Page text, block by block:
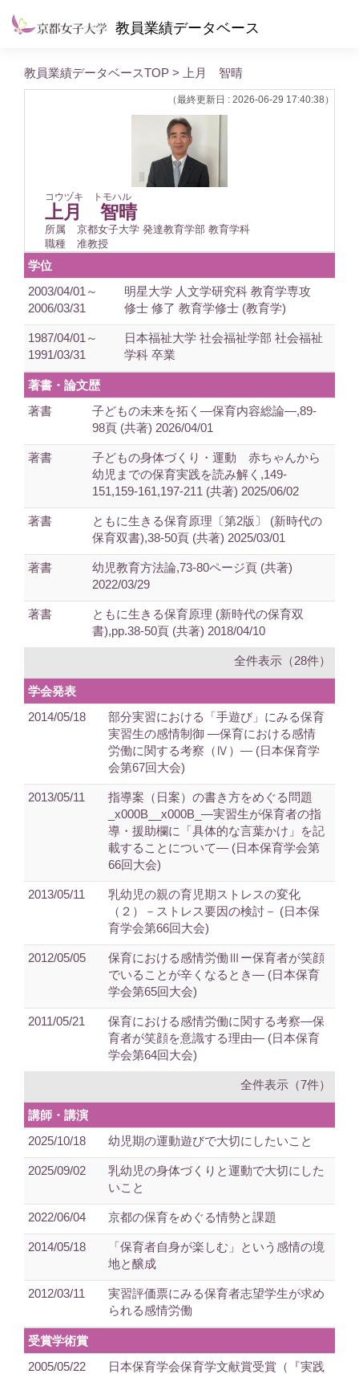
教員業績データベース
教員業績データベースTOP > 上月 智晴
（最終更新日 : 2026-06-29 17:40:38）
コウヅキ トモハル
上月 智晴
所属
京都女子大学 発達教育学部 教育学科
職種
准教授
学位
2003/04/01～
2006/03/31
明星大学 人文学研究科 教育学専攻
修士 修了 教育学修士 (教育学)
1987/04/01～
1991/03/31
日本福祉大学 社会福祉学部 社会福祉
学科 卒業
著書・論文歴
著書
子どもの未来を拓く―保育内容総論―,89-
98頁 (共著) 2026/04/01
著書
子どもの身体づくり・運動 赤ちゃんから
幼児までの保育実践を読み解く,149‐
151,159-161,197-211 (共著) 2025/06/02
著書
ともに生きる保育原理〔第2版〕 (新時代の
保育双書),38-50頁 (共著) 2025/03/01
著書
幼児教育方法論,73-80ページ頁 (共著)
2022/03/29
著書
ともに生きる保育原理 (新時代の保育双
書),pp.38-50頁 (共著) 2018/04/10
全件表示（28件）
学会発表
2014/05/18
部分実習における「手遊び」にみる保育
実習生の感情制御 ―保育における感情
労働に関する考察（Ⅳ）― (日本保育学
会第67回大会)
2013/05/11
指導案（日案）の書き方をめぐる問題
_x000B__x000B_―実習生が保育者の指
導・援助欄に「具体的な言葉かけ」を記
載することについて― (日本保育学会第
66回大会)
2013/05/11
乳幼児の親の育児期ストレスの変化
（２）－ストレス要因の検討－ (日本保
育学会第66回大会)
2012/05/05
保育における感情労働Ⅲー保育者が笑顔
でいることが辛くなるとき― (日本保育
学会第65回大会)
2011/05/21
保育における感情労働に関する考察―保
育者が笑顔を意識する理由― (日本保育
学会第64回大会)
全件表示（7件）
講師・講演
2025/10/18
幼児期の運動遊びで大切にしたいこと
2025/09/02
乳幼児の身体づくりと運動で大切にした
いこと
2022/06/04 京都の保育をめぐる情勢と課題
2014/05/18
「保育者自身が楽しむ」という感情の境
地と醸成
2012/03/11
実習評価票にみる保育者志望学生が求め
られる感情労働
受賞学術賞
2005/05/22
日本保育学会保育学文献賞受賞（『実践